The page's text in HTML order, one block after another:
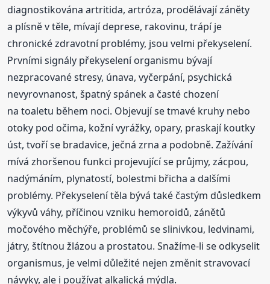
diagnostikována artritida, artróza, prodělávají záněty
a plísně v těle, mívají deprese, rakovinu, trápí je
chronické zdravotní problémy, jsou velmi překyselení.
Prvními signály překyselení organismu bývají
nezpracované stresy, únava, vyčerpání, psychická
nevyrovnanost, špatný spánek a časté chození
na toaletu během noci. Objevují se tmavé kruhy nebo
otoky pod očima, kožní vyrážky, opary, praskají koutky
úst, tvoří se bradavice, ječná zrna a podobně. Zažívání
mívá zhoršenou funkci projevující se průjmy, zácpou,
nadýmáním, plynatostí, bolestmi břicha a dalšími
problémy. Překyselení těla bývá také častým důsledkem
výkyvů váhy, příčinou vzniku hemoroidů, zánětů
močového měchýře, problémů se slinivkou, ledvinami,
játry, štítnou žlázou a prostatou. Snažíme-li se odkyselit
organismus, je velmi důležité nejen změnit stravovací
návyky, ale i používat alkalická mýdla.